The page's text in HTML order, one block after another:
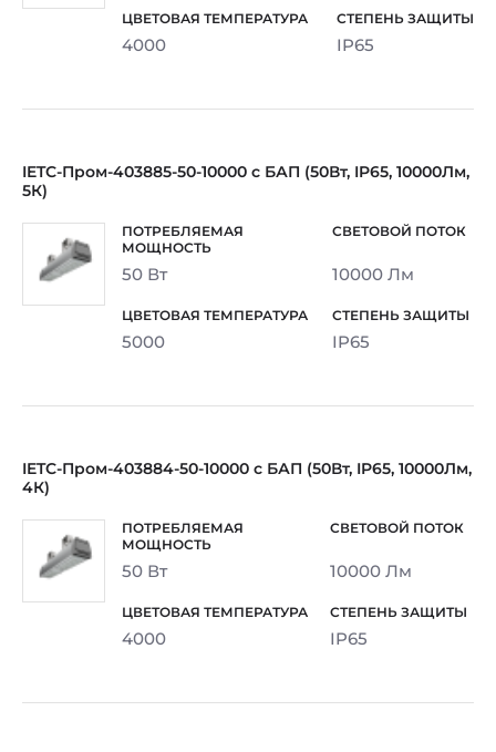
4000 IP65
IETC-Пром-403885-50-10000 с БАП (50Вт, IP65, 10000Лм,
5К)
50 Вт 10000 Лм
5000 IP65
IETC-Пром-403884-50-10000 с БАП (50Вт, IP65, 10000Лм,
4К)
50 Вт 10000 Лм
4000 IP65